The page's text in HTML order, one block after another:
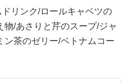
ドリンク/ロールキャベツの
物/あさりと芹のスープ/ジャ
ン茶のゼリー/ベトナムコー